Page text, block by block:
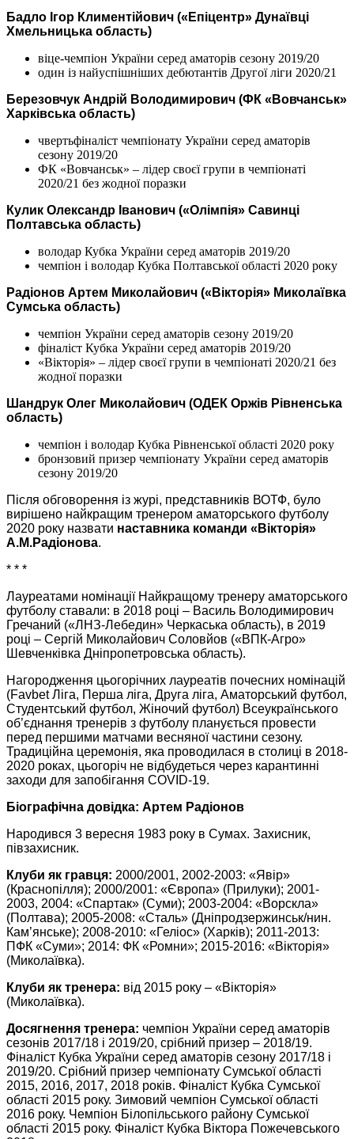
Бадло Ігор Климентійович («Епіцентр» Дунаївці
Хмельницька область)
віце-чемпіон України серед аматорів сезону 2019/20
один із найуспішніших дебютантів Другої ліги 2020/21
Березовчук Андрій Володимирович (ФК «Вовчанськ»
Харківська область)
чвертьфіналіст чемпіонату України серед аматорів
сезону 2019/20
ФК «Вовчанськ» – лідер своєї групи в чемпіонаті
2020/21 без жодної поразки
Кулик Олександр Іванович («Олімпія» Савинці
Полтавська область)
володар Кубка України серед аматорів 2019/20
чемпіон і володар Кубка Полтавської області 2020 року
Радіонов Артем Миколайович («Вікторія» Миколаївка
Сумська область)
чемпіон України серед аматорів сезону 2019/20
фіналіст Кубка України серед аматорів 2019/20
«Вікторія» – лідер своєї групи в чемпіонаті 2020/21 без
жодної поразки
Шандрук Олег Миколайович (ОДЕК Оржів Рівненська
область)
чемпіон і володар Кубка Рівненської області 2020 року
бронзовий призер чемпіонату України серед аматорів
сезону 2019/20
Після обговорення із журі, представників ВОТФ, було
вирішено найкращим тренером аматорського футболу
2020 року назвати наставника команди «Вікторія»
А.М.Радіонова.
* * *
Лауреатами номінації Найкращому тренеру аматорського
футболу ставали: в 2018 році – Василь Володимирович
Гречаний («ЛНЗ-Лебедин» Черкаська область), в 2019
році – Сергій Миколайович Соловйов («ВПК-Агро»
Шевченківка Дніпропетровська область).
Нагородження цьогорічних лауреатів почесних номінацій
(Favbet Ліга, Перша ліга, Друга ліга, Аматорський футбол,
Студентський футбол, Жіночий футбол) Всеукраїнського
об’єднання тренерів з футболу планується провести
перед першими матчами весняної частини сезону.
Традиційна церемонія, яка проводилася в столиці в 2018-
2020 роках, цьогоріч не відбудеться через карантинні
заходи для запобігання COVID-19.
Біографічна довідка: Артем Радіонов
Народився 3 вересня 1983 року в Сумах. Захисник,
півзахисник.
Клуби як гравця: 2000/2001, 2002-2003: «Явір»
(Краснопілля); 2000/2001: «Європа» (Прилуки); 2001-
2003, 2004: «Спартак» (Суми); 2003-2004: «Ворскла»
(Полтава); 2005-2008: «Сталь» (Дніпродзержинськ/нин.
Кам’янське); 2008-2010: «Геліос» (Харків); 2011-2013:
ПФК «Суми»; 2014: ФК «Ромни»; 2015-2016: «Вікторія»
(Миколаївка).
Клуби як тренера: від 2015 року – «Вікторія»
(Миколаївка).
Досягнення тренера: чемпіон України серед аматорів
сезонів 2017/18 і 2019/20, срібний призер – 2018/19.
Фіналіст Кубка України серед аматорів сезону 2017/18 і
2019/20. Срібний призер чемпіонату Сумської області
2015, 2016, 2017, 2018 років. Фіналіст Кубка Сумської
області 2015 року. Зимовий чемпіон Сумської області
2016 року. Чемпіон Білопільського району Сумської
області 2015 року. Фіналіст Кубка Віктора Пожечевського